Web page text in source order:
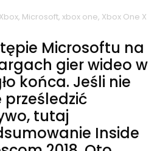
, Microsoft, xbox one, Xbox One X
Microsoftu na
gier wideo w
końca. Jeśli nie
prześledzić
tutaj
Inside